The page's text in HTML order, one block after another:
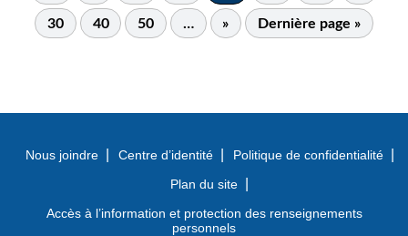
30 40 50 … » Dernière page »
Nous joindre Centre d’identité
Politique de confidentialité
Plan du site
Accès à l’information et protection des renseignements
personnels